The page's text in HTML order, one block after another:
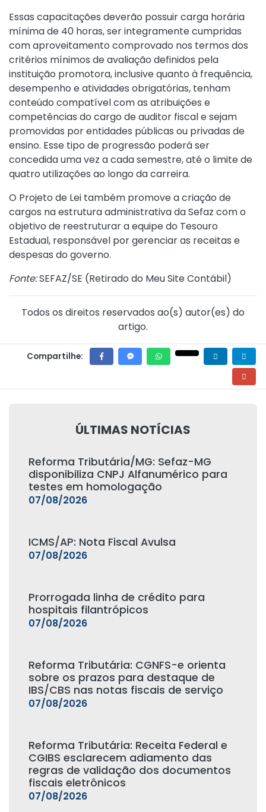
Essas capacitações deverão possuir carga horária
mínima de 40 horas, ser integramente cumpridas
com aproveitamento comprovado nos termos dos
critérios mínimos de avaliação definidos pela
instituição promotora, inclusive quanto à frequência,
desempenho e atividades obrigatórias, tenham
conteúdo compatível com as atribuições e
competências do cargo de auditor fiscal e sejam
promovidas por entidades públicas ou privadas de
ensino. Esse tipo de progressão poderá ser
concedida uma vez a cada semestre, até o limite de
quatro utilizações ao longo da carreira.
O Projeto de Lei também promove a criação de
cargos na estrutura administrativa da Sefaz com o
objetivo de reestruturar a equipe do Tesouro
Estadual, responsável por gerenciar as receitas e
despesas do governo.
Fonte:SEFAZ/SE (Retirado do Meu Site Contábil)
Todos os direitos reservados ao(s) autor(es) do
artigo.
Compartilhe:
ÚLTIMAS NOTÍCIAS
Reforma Tributária/MG: Sefaz-MG
disponibiliza CNPJ Alfanumérico para
testes em homologação
07/08/2026
ICMS/AP: Nota Fiscal Avulsa
07/08/2026
Prorrogada linha de crédito para
hospitais filantrópicos
07/08/2026
Reforma Tributária: CGNFS-e orienta
sobre os prazos para destaque de
IBS/CBS nas notas fiscais de serviço
07/08/2026
Reforma Tributária: Receita Federal e
CGIBS esclarecem adiamento das
regras de validação dos documentos
fiscais eletrônicos
07/08/2026